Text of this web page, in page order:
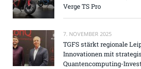
Verge TS Pro
7. NOVEMBER 2025
TGFS stärkt regionale
Innovationen mit
Quantencomputing-